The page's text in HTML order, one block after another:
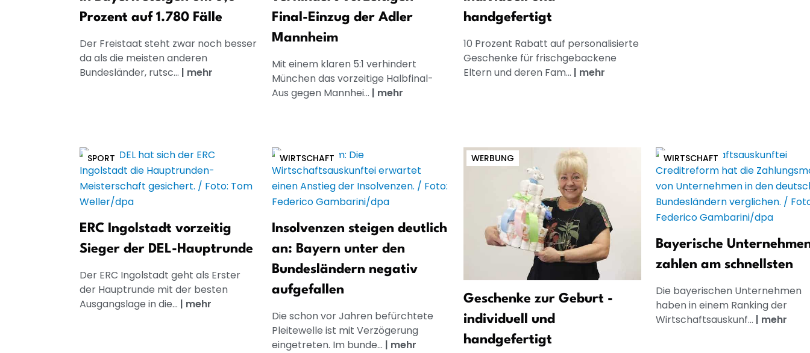
Prozent auf 1.780 Fälle
Der Freistaat steht zwar noch besser
da als die meisten anderen
Bundesländer, rutsc... | mehr
Final-Einzug der Adler
Mannheim
Mit einem klaren 5:1 verhindert
München das vorzeitige Halbfinal-
Aus gegen Mannhei... | mehr
handgefertigt
10 Prozent Rabatt auf personalisierte
Geschenke für frischgebackene
Eltern und deren Fam... | mehr
SPORT
ERC Ingolstadt vorzeitig
Sieger der DEL-Hauptrunde
Der ERC Ingolstadt geht als Erster
der Hauptrunde mit der besten
Ausgangslage in die... | mehr
WIRTSCHAFT
Insolvenzen steigen deutlich
an: Bayern unter den
Bundesländern negativ
aufgefallen
Die schon vor Jahren befürchtete
Pleitewelle ist mit Verzögerung
eingetreten. Im bunde... | mehr
WERBUNG
Geschenke zur Geburt -
individuell und
handgefertigt
WIRTSCHAFT
Bayerische
zahlen am schnellsten
Die bayerischen Unternehmen
haben in einem Ranking der
Wirtschaftsauskunf... | mehr